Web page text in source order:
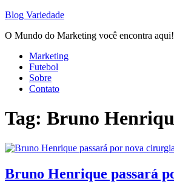
Blog Variedade
O Mundo do Marketing você encontra aqui!
Marketing
Futebol
Sobre
Contato
Tag: Bruno
Bruno Henrique passará